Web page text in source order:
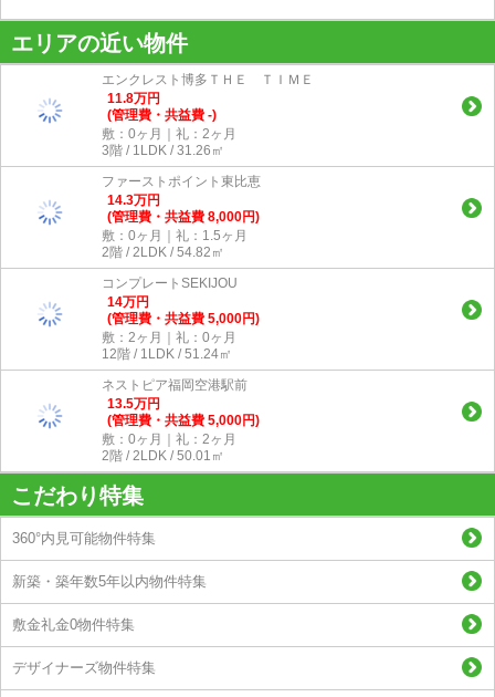
エリアの近い物件
エンクレスト博多ＴＨＥ ＴＩＭＥ
11.8万円
(管理費・共益費 -)
敷：0ヶ月｜礼：2ヶ月
3階 / 1LDK / 31.26㎡
ファーストポイント東比恵
14.3万円
(管理費・共益費 8,000円)
敷：0ヶ月｜礼：1.5ヶ月
2階 / 2LDK / 54.82㎡
コンプレートSEKIJOU
14万円
(管理費・共益費 5,000円)
敷：2ヶ月｜礼：0ヶ月
12階 / 1LDK / 51.24㎡
ネストピア福岡空港駅前
13.5万円
(管理費・共益費 5,000円)
敷：0ヶ月｜礼：2ヶ月
2階 / 2LDK / 50.01㎡
こだわり特集
360°内見可能物件特集
新築・築年数5年以内物件特集
敷金礼金0物件特集
デザイナーズ物件特集